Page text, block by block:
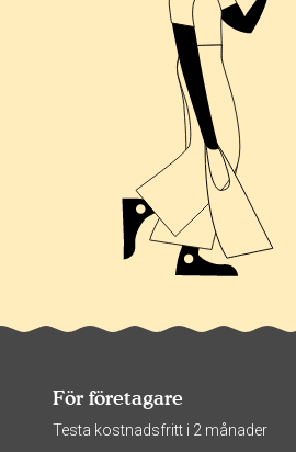
För företagare
Testa kostnadsfritt i 2 månader